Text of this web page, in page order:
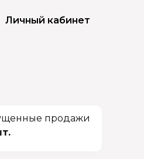
Личный кабинет
продажи